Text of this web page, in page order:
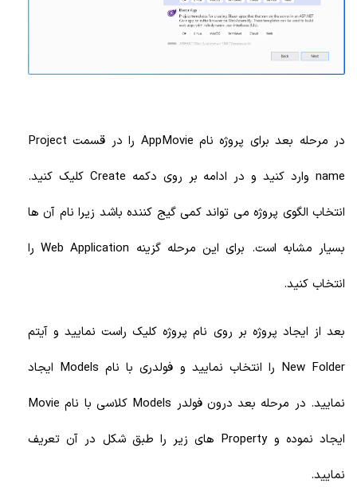
در مرحله بعد برای پروژه نام AppMovie را در قسمت Project
name وارد کنید و در ادامه بر روی دکمه Create کلیک کنید.
انتخاب الگوی پروژه می تواند کمی گیج کننده باشد زیرا نام آن ها
بسیار مشابه است. برای این مرحله گزینه Web Application را
انتخاب کنید.
بعد از ایجاد پروژه بر روی نام پروژه کلیک راست نمایید و آیتم
New Folder را انتخاب نمایید و فولدری با نام Models ایجاد
نمایید. در مرحله بعد درون فولدر Models کلاسی با نام Movie
ایجاد نموده و Property های زیر را طبق شکل در آن تعریف
نمایید.